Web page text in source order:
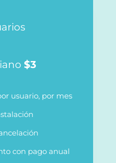
$3
usuario, por mes
con pago anual